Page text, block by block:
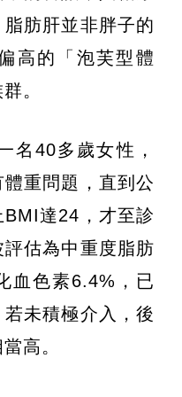
肪肝並非胖子的
高的「泡芙型體
。
名40多歲女性，
重問題，直到公
達24，才至診
估為中重度脂肪
血色素6.4%，已
未積極介入，後
高。